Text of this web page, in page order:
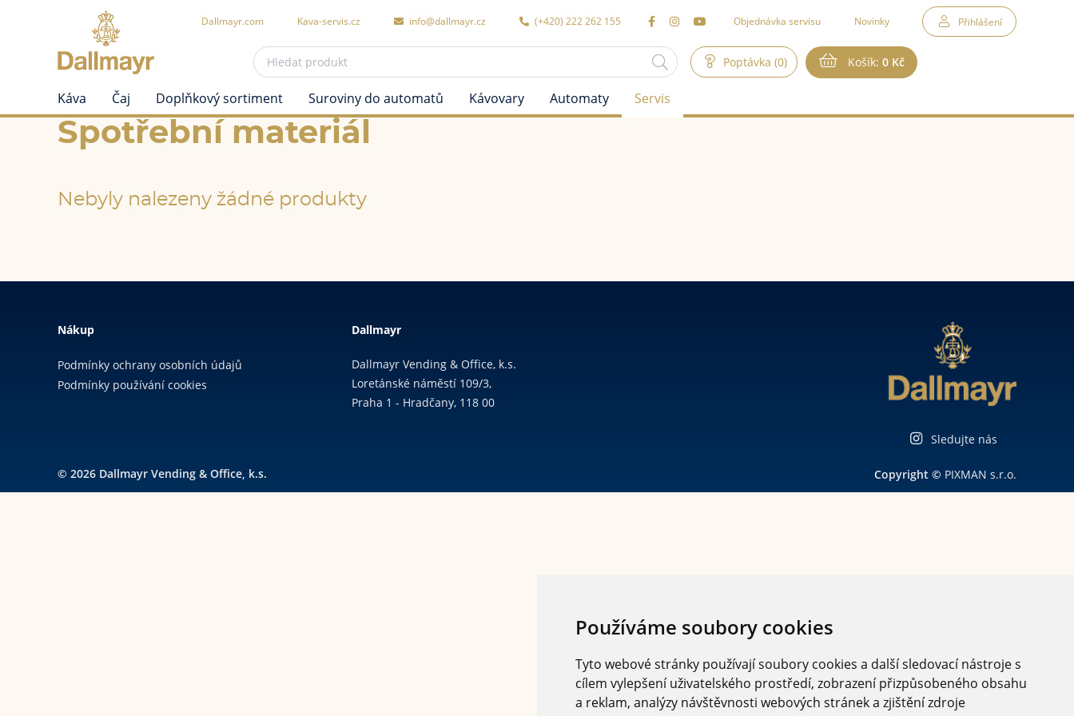
Používáme soubory cookies
Tyto webové stránky používají soubory cookies a další sledovací nástroje s
cílem vylepšení uživatelského prostředí, zobrazení přizpůsobeného obsahu
a reklam, analýzy návštěvnosti webových stránek a zjištění zdroje
Přihlášení
Dallmayr.com Kava-servis.cz info@dallmayr.cz (+420) 222 262 155 Objednávka servisu Novinky
Poptávka (0) Košík:0 Kč
Spotřební materiál
Nebyly nalezeny žádné produkty
Káva Čaj Doplňkový sortiment Suroviny do automatů Kávovary Automaty Servis
Sledujte nás
Nákup
Podmínky ochrany osobních údajů
Podmínky používání cookies
Dallmayr
Dallmayr Vending & Office, k.s.
Loretánské náměstí 109/3,
Praha 1 - Hradčany, 118 00
© 2026 Dallmayr Vending & Office, k.s. Copyright © PIXMAN s.r.o.